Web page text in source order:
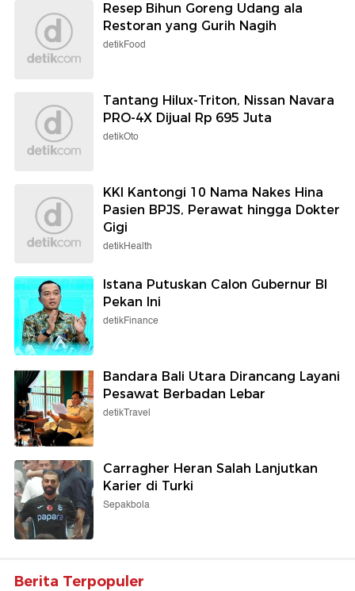
Resep Bihun Goreng Udang ala
Restoran yang Gurih Nagih
detikFood
Tantang Hilux-Triton, Nissan Navara
PRO-4X Dijual Rp 695 Juta
detikOto
KKI Kantongi 10 Nama Nakes Hina
Pasien BPJS, Perawat hingga Dokter
Gigi
detikHealth
Istana Putuskan Calon Gubernur BI
Pekan Ini
detikFinance
Bandara Bali Utara Dirancang Layani
Pesawat Berbadan Lebar
detikTravel
Carragher Heran Salah Lanjutkan
Karier di Turki
Sepakbola
Berita Terpopuler